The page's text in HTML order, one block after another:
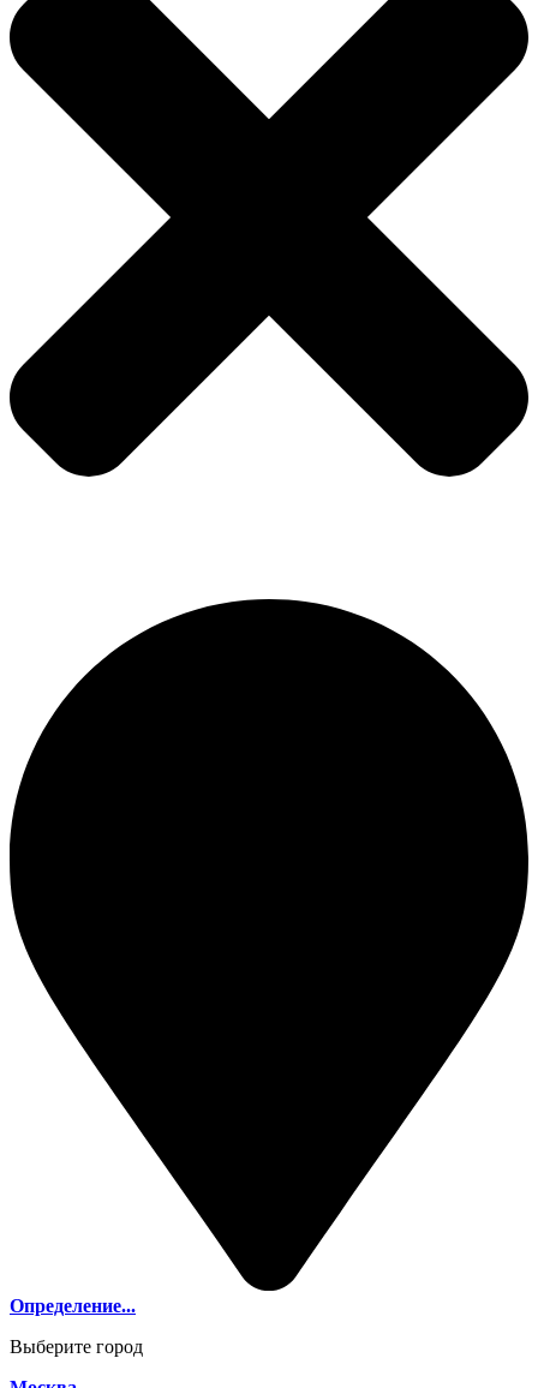
Определение...
Выберите город